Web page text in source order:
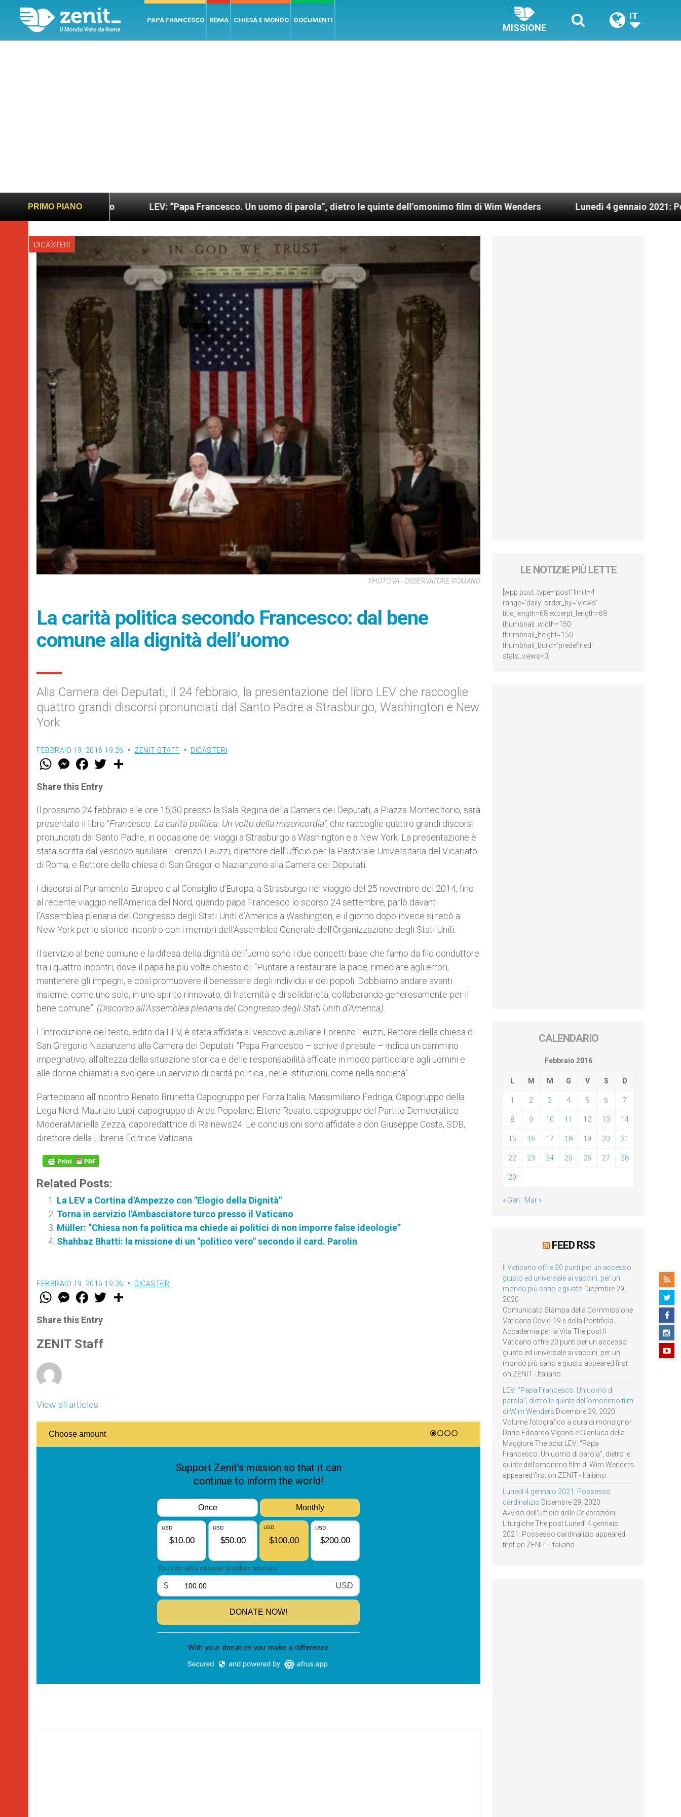
PAPA FRANCESCO ROMA CHIESA E MONDO DOCUMENTI
MISSIONE
IT
PRIMO PIANO
e giusto LEV: “Papa Francesco. Un uomo di parola”, dietro le quinte dell’omonimo film di Wim Wenders Lunedì 4 gennaio 2021: Possesso
DICASTERI
PHOTO.VA - OSSERVATORE ROMANO
La carità politica secondo Francesco: dal bene
comune alla dignità dell’uomo
Alla Camera dei Deputati, il 24 febbraio, la presentazione del libro LEV che raccoglie
quattro grandi discorsi pronunciati dal Santo Padre a Strasburgo, Washington e New
York
FEBBRAIO 19, 2016 19:26 ZENIT STAFF DICASTERI
W
t
s
p
p
M
e
s
e
g
e
r
F
a
e
b
o
k
w
r
Share this Entry
Il prossimo 24 febbraio alle ore 15,30 presso la Sala Regina della Camera dei Deputati, a Piazza Montecitorio, sarà
presentato il libro “Francesco. La carità politica. Un volto della misericordia”, che raccoglie quattro grandi discorsi
pronunciati dal Santo Padre, in occasione dei viaggi a Strasburgo a Washington e a New York. La presentazione è
stata scritta dal vescovo ausiliare Lorenzo Leuzzi, direttore dell’Ufficio per la Pastorale Universitaria del Vicariato
di Roma, e Rettore della chiesa di San Gregorio Nazianzeno alla Camera dei Deputati.
I discorsi al Parlamento Europeo e al Consiglio d’Europa, a Strasburgo nel viaggio del 25 novembre del 2014, fino
al recente viaggio nell’America del Nord, quando papa Francesco lo scorso 24 settembre, parlò davanti
l’Assemblea plenaria del Congresso degli Stati Uniti d’America a Washington, e il giorno dopo invece si recò a
New York per lo storico incontro con i membri dell’Assemblea Generale dell’Organizzazione degli Stati Uniti.
Il servizio al bene comune e la difesa della dignità dell’uomo sono i due concetti base che fanno da filo conduttore
tra i quattro incontri, dove il papa ha più volte chiesto di: “Puntare a restaurare la pace, rimediare agli errori,
mantenere gli impegni, e così promuovere il benessere degli individui e dei popoli. Dobbiamo andare avanti
insieme, come uno solo, in uno spirito rinnovato, di fraternità e di solidarietà, collaborando generosamente per il
bene comune”. (Discorso all’Assemblea plenaria del Congresso degli Stati Uniti d’America).
L’introduzione del testo, edito da LEV, è stata affidata al vescovo ausiliare Lorenzo Leuzzi, Rettore della chiesa di
San Gregorio Nazianzeno alla Camera dei Deputati. “Papa Francesco – scrive il presule – indica un cammino
impegnativo, all’altezza della situazione storica e delle responsabilità affidate in modo particolare agli uomini e
alle donne chiamati a svolgere un servizio di carità politica , nelle istituzioni, come nella società”.
Partecipano all’incontro Renato Brunetta Capogruppo per Forza Italia; Massimiliano Fedriga, Capogruppo della
Lega Nord; Maurizio Lupi, capogruppo di Area Popolare; Ettore Rosato, capogruppo del Partito Democratico.
ModeraMariella Zezza, caporedattrice di Rainews24. Le conclusioni sono affidate a don Giuseppe Costa, SDB,
direttore della Libreria Editrice Vaticana.
Related Posts:
La LEV a Cortina d'Ampezzo con "Elogio della Dignità"
Torna in servizio l'Ambasciatore turco presso il Vaticano
Müller: “Chiesa non fa politica ma chiede ai politici di non imporre false ideologie”
Shahbaz Bhatti: la missione di un "politico vero" secondo il card. Parolin
FEBBRAIO 19, 2016 19:26 DICASTERI
W
t
s
p
p
M
e
s
e
g
e
F
a
e
b
o
k
w
Share this Entry
ZENIT Staff
View all articles
LE NOTIZIE PIÙ LETTE
[wpp post_type='post' limit=4
range='daily' order_by='views'
title_length=68 excerpt_length=68
thumbnail_width=150
thumbnail_height=150
thumbnail_build='predefined'
stats_views=0]
CALENDARIO
Febbraio 2016
L M M G V S D
1 2 3 4 5 6 7
8 9 10 11 12 13 14
15 16 17 18 19 20 21
22 23 24 25 26 27 28
29
« Gen Mar »
FEED RSS
Il Vaticano offre 20 punti per un accesso
giusto ed universale ai vaccini, per un
mondo più sano e giusto Dicembre 29,
2020
Comunicato Stampa della Commissione
Vaticana Covid-19 e della Pontificia
Accademia per la Vita The post Il
Vaticano offre 20 punti per un accesso
giusto ed universale ai vaccini, per un
mondo più sano e giusto appeared first
on ZENIT - Italiano.
LEV: “Papa Francesco. Un uomo di
parola”, dietro le quinte dell’omonimo film
di Wim Wenders Dicembre 29, 2020
Volume fotografico a cura di monsignor
Dario Edoardo Viganò e Gianluca della
Maggiore The post LEV: “Papa
Francesco. Un uomo di parola”, dietro le
quinte dell’omonimo film di Wim Wenders
appeared first on ZENIT - Italiano.
Lunedì 4 gennaio 2021: Possesso
cardinalizio Dicembre 29, 2020
Avviso dell’Ufficio delle Celebrazioni
Liturgiche The post Lunedì 4 gennaio
2021: Possesso cardinalizio appeared
first on ZENIT - Italiano.